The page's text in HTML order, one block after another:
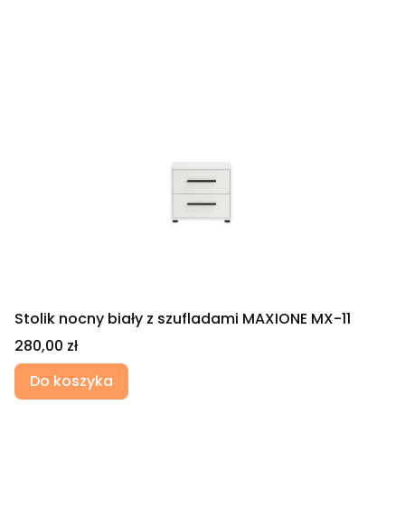
Stolik nocny biały z szufladami MAXIONE MX-11
Cena
280,00 zł
Do koszyka